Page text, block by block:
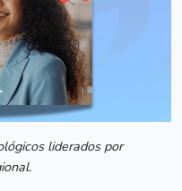
liderados por